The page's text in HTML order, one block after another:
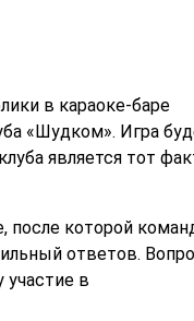
в караоке-баре
«Шудком». Игра
является тот
после которой
ответов.
в